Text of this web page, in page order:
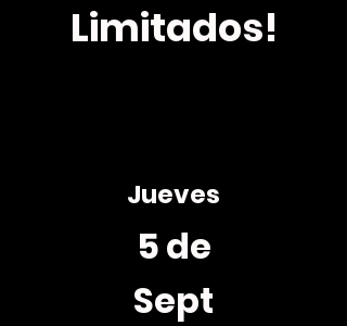
Limitados!
Jueves
5 de
Sept